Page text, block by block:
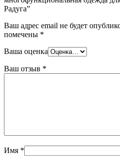
Радуга”
Ваш адрес email не будет
помечены *
Ваша оценка
Ваш отзыв *
Имя *